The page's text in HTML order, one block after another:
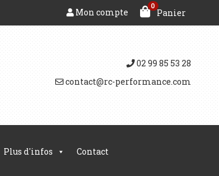
0
Panier
Mon compte
02 99 85 53 28
contact@rc-performance.com
Plus d'infos Contact